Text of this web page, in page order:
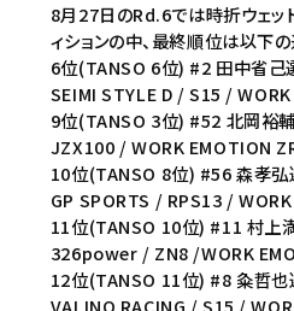
8月27日のRd.6では時折ウェッ
ィションの中、最終順位は以下の
6位(TANSO 6位) #2 田中省己
SEIMI STYLE D / S15 /
9位(TANSO 3位) #52 北岡裕
JZX100 / WORK EMOTION
10位(TANSO 8位) #56 森孝
GP SPORTS / RPS13 /
11位(TANSO 10位) #11 村
326power / ZN8 /WORK
12位(TANSO 11位) #8 粂哲
VALINO RACING / S15 /